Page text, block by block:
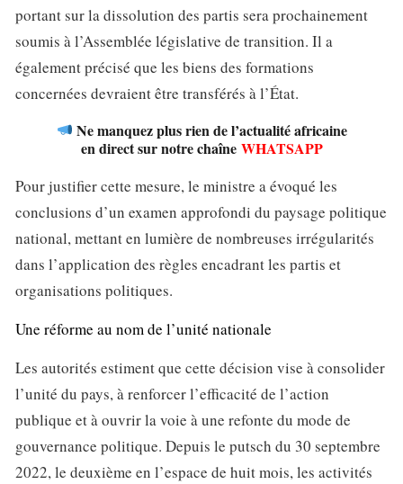
portant sur la dissolution des partis sera prochainement
soumis à l’Assemblée législative de transition. Il a
également précisé que les biens des formations
concernées devraient être transférés à l’État.
Ne manquez plus rien de l’actualité africaine
en direct sur notre chaîne WHATSAPP
Pour justifier cette mesure, le ministre a évoqué les
conclusions d’un examen approfondi du paysage politique
national, mettant en lumière de nombreuses irrégularités
dans l’application des règles encadrant les partis et
organisations politiques.
Une réforme au nom de l’unité nationale
Les autorités estiment que cette décision vise à consolider
l’unité du pays, à renforcer l’efficacité de l’action
publique et à ouvrir la voie à une refonte du mode de
gouvernance politique. Depuis le putsch du 30 septembre
2022, le deuxième en l’espace de huit mois, les activités